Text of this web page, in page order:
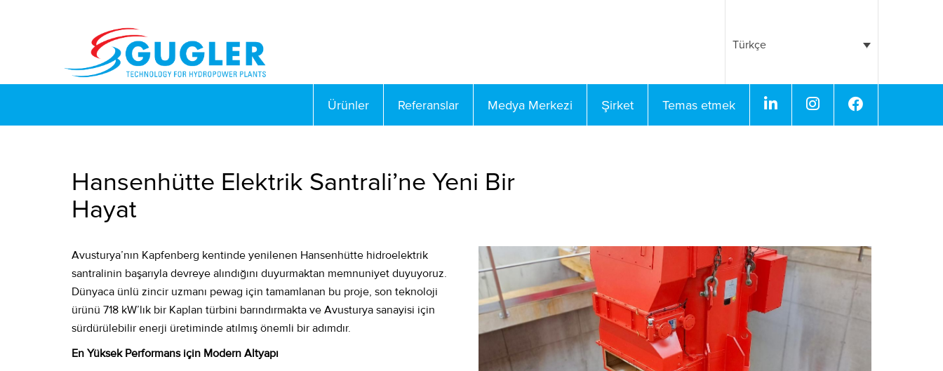
Türkçe
Ürünler Referanslar Medya Merkezi Şirket Temas etmek LinkedinInstagram
Hansenhütte Elektrik Santrali’ne Yeni Bir
Hayat
Avusturya’nın Kapfenberg kentinde yenilenen Hansenhütte hidroelektrik
santralinin başarıyla devreye alındığını duyurmaktan memnuniyet duyuyoruz.
Dünyaca ünlü zincir uzmanı pewag için tamamlanan bu proje, son teknoloji
ürünü 718 kW’lık bir Kaplan türbini barındırmakta ve Avusturya sanayisi için
sürdürülebilir enerji üretiminde atılmış önemli bir adımdır.
En Yüksek Performans için Modern Altyapı